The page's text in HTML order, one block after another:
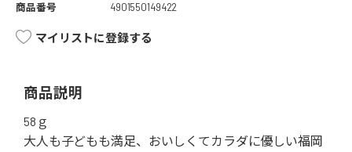
商品番号
4901550149422
マイリストに登録する
商品説明
58ｇ
大人も子どもも満足、おいしくてカラダに優しい福岡